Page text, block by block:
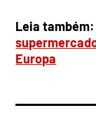
Leia também:
Europa